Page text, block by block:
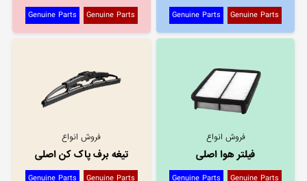
Genuine Parts
Genuine Parts
Genuine Parts
Genuine Parts
فروش انواع
فیلتر هوا اصلی
Genuine Parts
Genuine Parts
فروش انواع
تیغه برف پاک کن اصلی
Genuine Parts
Genuine Parts